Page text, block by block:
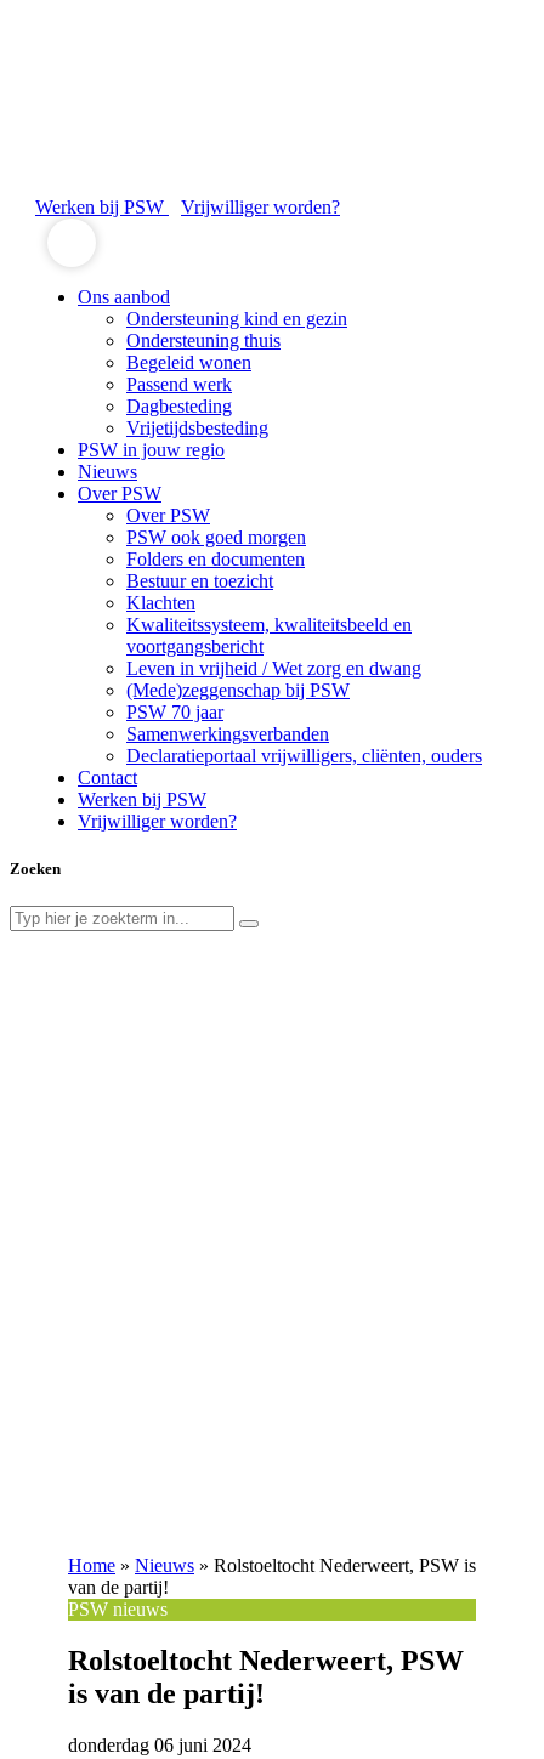
Werken bij PSW Vrijwilliger worden?
Ons aanbod
Ondersteuning kind en gezin
Ondersteuning thuis
Begeleid wonen
Passend werk
Dagbesteding
Vrijetijdsbesteding
PSW in jouw regio
Nieuws
Over PSW
Over PSW
PSW ook goed morgen
Folders en documenten
Bestuur en toezicht
Klachten
Kwaliteitssysteem, kwaliteitsbeeld en
voortgangsbericht
Leven in vrijheid / Wet zorg en dwang
(Mede)zeggenschap bij PSW
PSW 70 jaar
Samenwerkingsverbanden
Declaratieportaal vrijwilligers, cliënten, ouders
Contact
Werken bij PSW
Vrijwilliger worden?
Zoeken
Home » Nieuws » Rolstoeltocht Nederweert, PSW is
van de partij!
PSW nieuws
Rolstoeltocht Nederweert, PSW
is van de partij!
donderdag 06 juni 2024